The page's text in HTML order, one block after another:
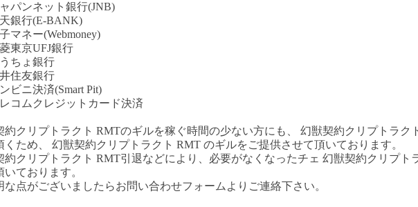
パンネット銀行(JNB)
銀行(E-BANK)
マネー(Webmoney)
東京UFJ銀行
ちょ銀行
住友銀行
ビニ決済(Smart Pit)
コムクレジットカード決済
約クリプトラクト RMTのギルを稼ぐ時間の少ない方にも、 幻獣契約クリプトラク
くため、
幻獣契約クリプトラクト RMT のギルをご提供させて頂いております。
約クリプトラクト RMT引退などにより、必要がなくなったチェ 幻獣契約クリプト
いております。
な点がございましたらお問い合わせフォームよりご連絡下さい。